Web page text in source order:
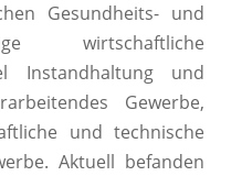
Gesundheits- und
wirtschaftliche
Instandhaltung und
Gewerbe,
und technische
Aktuell befanden